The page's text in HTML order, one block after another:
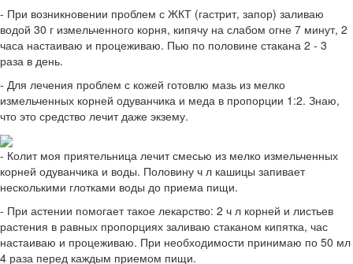
- При возникновении проблем с ЖКТ (гастрит, запор) заливаю
водой 30 г измельченного корня, кипячу на слабом огне 7 минут, 2
часа настаиваю и процеживаю. Пью по половине стакана 2 - 3
раза в день.
- Для лечения проблем с кожей готовлю мазь из мелко
измельченных корней одуванчика и меда в пропорции 1:2. Знаю,
что это средство лечит даже экзему.
- Колит моя приятельница лечит смесью из мелко измельченных
корней одуванчика и воды. Половину ч л кашицы запивает
несколькими глотками воды до приема пищи.
- При астении помогает такое лекарство: 2 ч л корней и листьев
растения в равных пропорциях заливаю стаканом кипятка, час
настаиваю и процеживаю. При необходимости принимаю по 50 мл
4 раза перед каждым приемом пищи.